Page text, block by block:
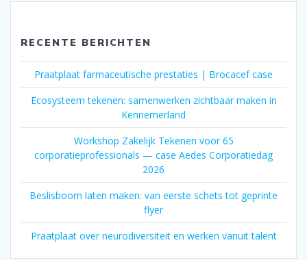
RECENTE BERICHTEN
Praatplaat farmaceutische prestaties | Brocacef case
Ecosysteem tekenen: samenwerken zichtbaar maken in
Kennemerland
Workshop Zakelijk Tekenen voor 65
corporatieprofessionals — case Aedes Corporatiedag
2026
Beslisboom laten maken: van eerste schets tot geprinte
flyer
Praatplaat over neurodiversiteit en werken vanuit talent